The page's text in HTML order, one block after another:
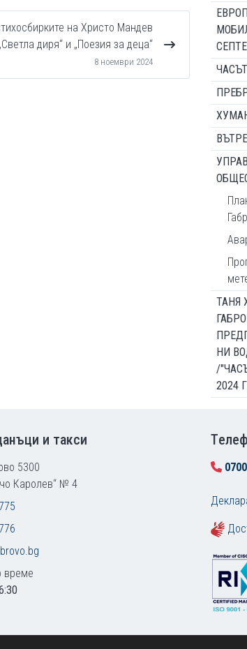
на Христо Мандев
диря“ и „Поезия за деца“
8 ноември 2024
ТАНЯ
НИ
/
2024
и такси
5300
Каролев“ № 4
време